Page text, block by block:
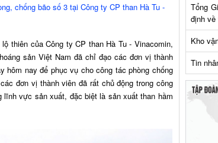
chống bão số 3 tại Công ty CP than Hà Tu -
thiên của Công ty CP than Hà Tu - Vinacomin,
sản Việt Nam đã chỉ đạo các đơn vị thành
hôm nay để phục vụ cho công tác phòng chống
đơn vị thành viên đã rất chủ động trong công
vực sản xuất, đặc biệt là sản xuất than hầm
Tổng
định về
Kho
Tin